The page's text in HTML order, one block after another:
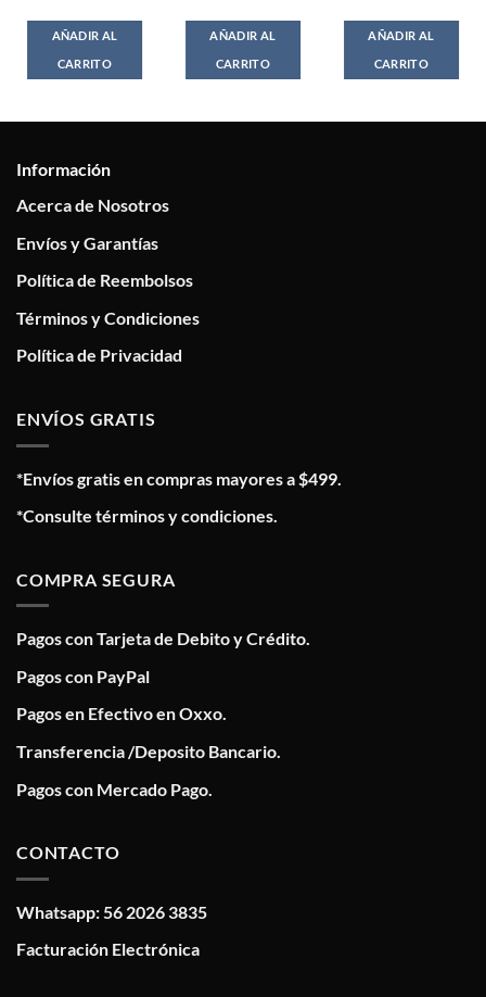
AÑADIR AL
CARRITO
AÑADIR AL
CARRITO
AÑADIR AL
CARRITO
Información
Acerca de Nosotros
Envíos y Garantías
Política de Reembolsos
Términos y Condiciones
Política de Privacidad
ENVÍOS GRATIS
*Envíos gratis en compras mayores a $499.
*Consulte términos y condiciones.
COMPRA SEGURA
Pagos con Tarjeta de Debito y Crédito.
Pagos con PayPal
Pagos en Efectivo en Oxxo.
Transferencia /Deposito Bancario.
Pagos con Mercado Pago.
CONTACTO
Whatsapp: 56 2026 3835
Facturación Electrónica